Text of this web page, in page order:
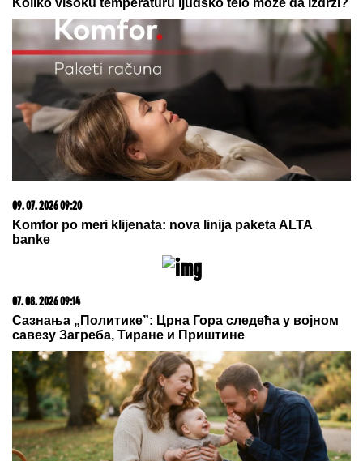
SPASENJE DUŠE
ANELI DOBILA PREPISKE FILIPA I JOVANE
Odmah se oglasila: "Sve dođe do
mene", evo da li je kontaktirala Đukića
55 SATI BEZ SNA I 160 KILOMETARA
KROZ LEDENO MORE:Poljski
ultraplivač ispisao istoriju! (VIDEO)